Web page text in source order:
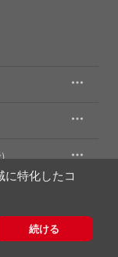
特化したコ
続ける